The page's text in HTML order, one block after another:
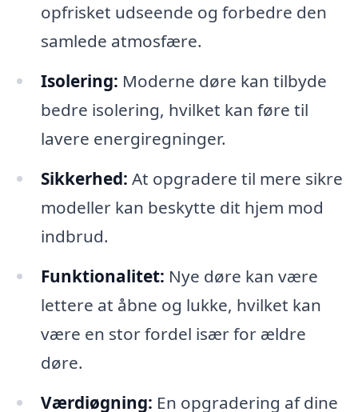
opfrisket udseende og forbedre den
samlede atmosfære.
Isolering: Moderne døre kan tilbyde
bedre isolering, hvilket kan føre til
lavere energiregninger.
Sikkerhed: At opgradere til mere sikre
modeller kan beskytte dit hjem mod
indbrud.
Funktionalitet: Nye døre kan være
lettere at åbne og lukke, hvilket kan
være en stor fordel især for ældre
døre.
Værdiøgning: En opgradering af dine